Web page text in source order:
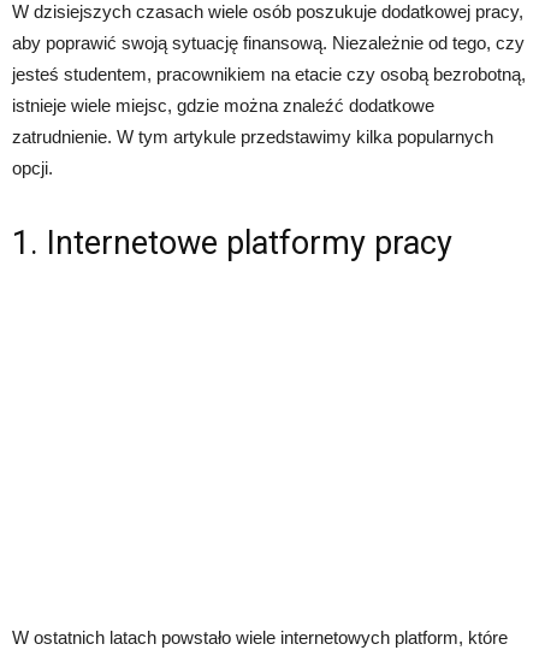
W dzisiejszych czasach wiele osób poszukuje dodatkowej pracy,
aby poprawić swoją sytuację finansową. Niezależnie od tego, czy
jesteś studentem, pracownikiem na etacie czy osobą bezrobotną,
istnieje wiele miejsc, gdzie można znaleźć dodatkowe
zatrudnienie. W tym artykule przedstawimy kilka popularnych
opcji.
1. Internetowe platformy pracy
W ostatnich latach powstało wiele internetowych platform, które